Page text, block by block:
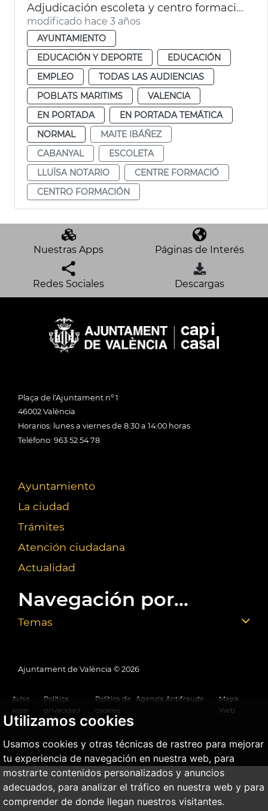
Utilizamos cookies
Usamos cookies y otras técnicas de rastreo para mejorar
tu experiencia de navegación en nuestra web, para
mostrarte contenidos personalizados y anuncios
adecuados, para analizar el tráfico en nuestra web y para
comprender de donde llegan nuestros visitantes.
Adjudicación escoleta y centro formación Cabanyal
modificado hace 3 años
AYUNTAMIENTO
EDUCACIÓN Y DEPORTE
EDUCACIÓN
EMPLEO
TODAS LAS AUDIENCIAS
POBLATS MARITIMS
VALENCIA
EN PORTADA
EN PORTADA TEMÁTICA
NORMAL
MAITE IBÁÑEZ
CABANYAL
ESCOLETA
LLUÏSA NOTARIO
CENTRE FORMACIÓ
CENTRO FORMACIÓN
Nuestras Apps Páginas de Interés
Redes Sociales Descargas
Plaça de l'Ajuntament nº 1
46002 València
Horarios: lunes a viernes de 8:30 a 14:00 horas
Teléfono: 963 52 54 78
Ayuntamiento
La ciudad
Trámites
Atención ciudadana
Actualidad
Navegación por...
Temas
Ajuntament de València © 2026
Aviso
legal
Política
privacidad
Política de
cookies
Agencia Antifraude
Mapa
Web